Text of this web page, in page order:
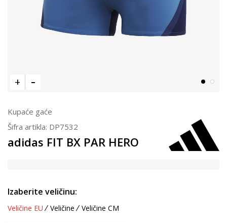
Kupaće gaće
Šifra artikla: DP7532
adidas FIT BX PAR HERO
Izaberite veličinu:
Veličine EU Veličine Veličine CM